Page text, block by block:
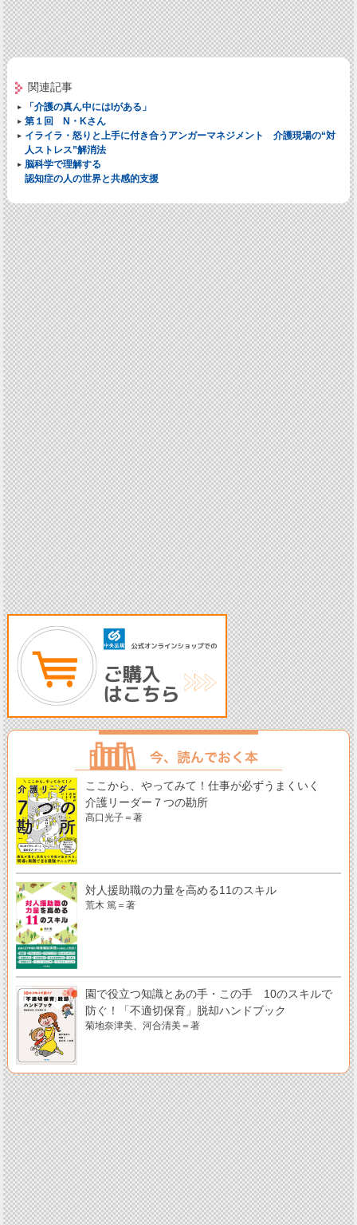
関連記事
「介護の真ん中にはIがある」
第１回 N・Kさん
イライラ・怒りと上手に付き合うアンガーマネジメント 介護現場の“対
人ストレス”解消法
脳科学で理解する
認知症の人の世界と共感的支援
ここから、やってみて！仕事が必ずうまくいく
介護リーダー７つの勘所
髙口光子＝著
対人援助職の力量を高める11のスキル
荒木 篤＝著
園で役立つ知識とあの手・この手 10のスキルで
防ぐ！「不適切保育」脱却ハンドブック
菊地奈津美、河合清美＝著